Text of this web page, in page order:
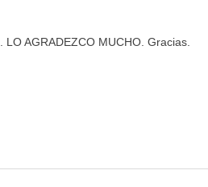
AGRADEZCO MUCHO. Gracias.